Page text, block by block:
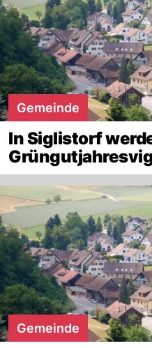
Gemeinde
In Siglistorf
Gemeinde